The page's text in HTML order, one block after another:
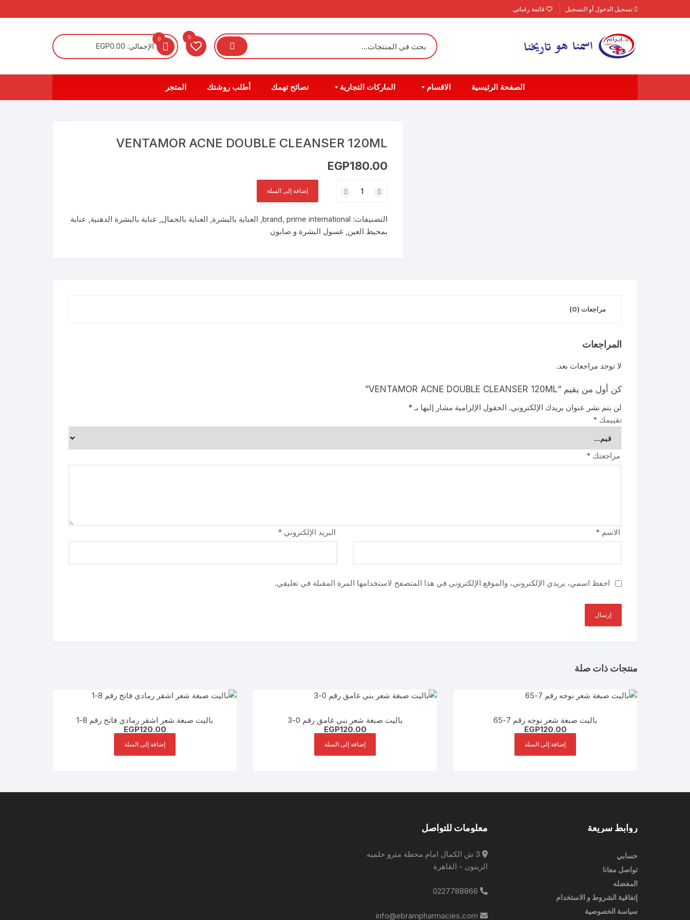
إلى
تسجيل الدخول أو التسجيل قائمة رغباتي
0
0
الإجمالي: EGP0.00
الصفحة الرئيسية الاقسام الماركات التجارية نصائح تهمك أطلب روشتك المتجر
VENTAMOR ACNE DOUBLE CLEANSER 120ML
EGP180.00
VENTAMOR
DOUBLE
CLEANSER
إضافة إلى السلة
التصنيفات: brand, prime international
, العناية بالبشرة, العناية بالجمال, عناية بالبشرة الدهنية, عناية
بمحيط العين, غسول البشرة و صابون
مراجعات (0)
المراجعات
لا توجد مراجعات بعد.
كن أول من يقيم “VENTAMOR ACNE DOUBLE CLEANSER 120ML”
لن يتم نشر عنوان بريدك الإلكتروني. الحقول الإلزامية مشار إليها بـ*
تقييمك *
مراجعتك *
الاسم * البريد الإلكتروني *
احفظ اسمي، بريدي الإلكتروني، والموقع الإلكتروني في هذا المتصفح لاستخدامها المرة المقبلة في تعليقي.
منتجات ذات صلة
باليت صبغة شعر نوجه رقم 7-65
EGP120.00
إضافة إلى السلة
باليت صبغة شعر بني غامق رقم 0-3
EGP120.00
إضافة إلى السلة
باليت صبغة شعر اشقر رمادي فاتح رقم 8-1
EGP120.00
إضافة إلى السلة
روابط سريعة
حسابي
تواصل معانا
المفضله
إتفاقية الشروط و الاستخدام
سياسة الخصوصية
معلومات للتواصل
3 ش الكمال امام محطة مترو حلميه
الزيتون - القاهرة